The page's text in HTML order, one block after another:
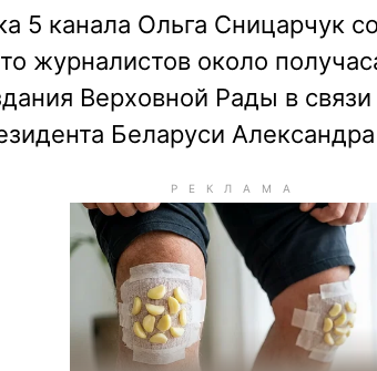
5 канала Ольга Сницарчук
журналистов около
Верховной Рады в
Беларуси